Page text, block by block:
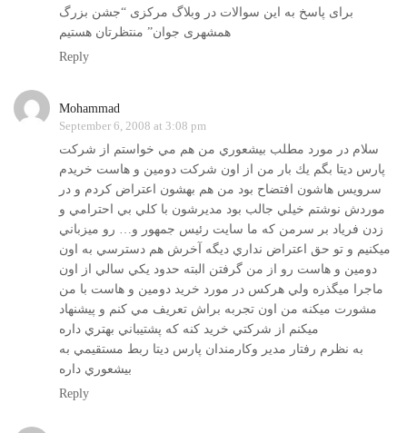
برای پاسخ به این سوالات در وبلاگ مرکزی “جشن بزرگ
همشهری جوان” منتظرتان هستیم
Reply
Mohammad
September 6, 2008 at 3:08 pm
سلام در مورد مطلب بيشعوري من هم مي خواستم از شركت
پارس ديتا بگم يك بار من از اون شركت دومين و هاست خريدم
سرويس هاشون افتضاح بود من هم بهشون اعتراض كردم و در
موردش نوشتم خيلي جالب بود مديرشون با كلي بي احترامي و
زدن فرياد بر سرمن كه ما سايت رئيس جمهور و… رو ميزباني
ميكنيم و تو حق اعتراض نداري ديگه آخرش هم دسترسي به اون
دومين و هاست رو از من گرفتن البته حدود يكي سالي از اون
ماجرا ميگذره ولي هركس در مورد خريد دومين و هاست با من
مشورت ميكنه من اون تجربه براش تعريف مي كنم و پيشنهاد
ميكنم از شركتي خريد كنه كه پشتيباني بهتري داره
به نظرم رفتار مدير وكارمندان پارس ديتا ربط مستقيمي به
بيشعوري داره
Reply